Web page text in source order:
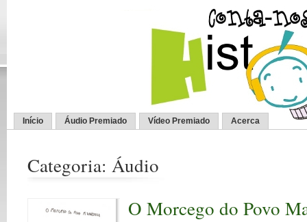
Início Áudio Premiado Vídeo Premiado Acerca
Categoria: Áudio
O Morcego do Povo